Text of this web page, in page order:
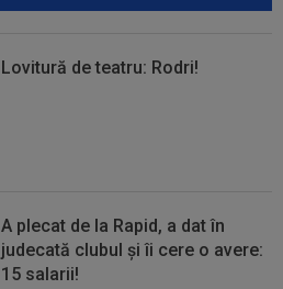
Lovitură de teatru: Rodri!
A plecat de la Rapid, a dat în
judecată clubul și îi cere o avere:
15 salarii!